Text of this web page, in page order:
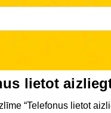
lietot
“Telefonus lietot